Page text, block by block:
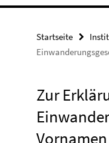
Startseite
Zur
Vornamen